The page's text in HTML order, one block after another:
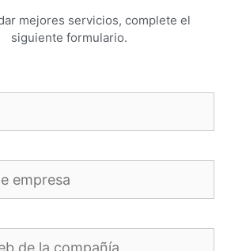
mejores servicios, complete el
siguiente formulario.